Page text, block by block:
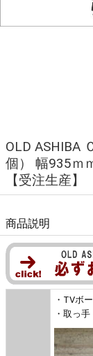
OLD ASHIBA
個） 幅935ｍ
【受注生産】
商品説明
・TVボ
・取っ